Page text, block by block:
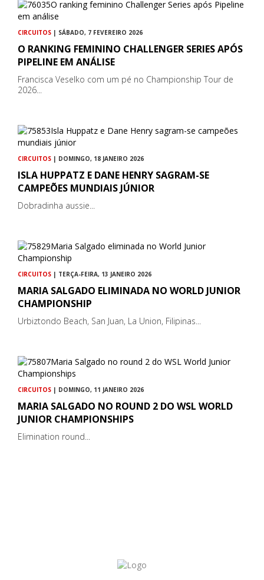
CIRCUITOS | SÁBADO, 7 FEVEREIRO 2026
O RANKING FEMININO CHALLENGER SERIES APÓS
PIPELINE EM ANÁLISE
Francisca Veselko com um pé no Championship Tour de
2026...
CIRCUITOS | DOMINGO, 18 JANEIRO 2026
ISLA HUPPATZ E DANE HENRY SAGRAM-SE
CAMPEÕES MUNDIAIS JÚNIOR
Dobradinha aussie...
CIRCUITOS | TERÇA-FEIRA, 13 JANEIRO 2026
MARIA SALGADO ELIMINADA NO WORLD JUNIOR
CHAMPIONSHIP
Urbiztondo Beach, San Juan, La Union, Filipinas...
CIRCUITOS | DOMINGO, 11 JANEIRO 2026
MARIA SALGADO NO ROUND 2 DO WSL WORLD
JUNIOR CHAMPIONSHIPS
Elimination round...